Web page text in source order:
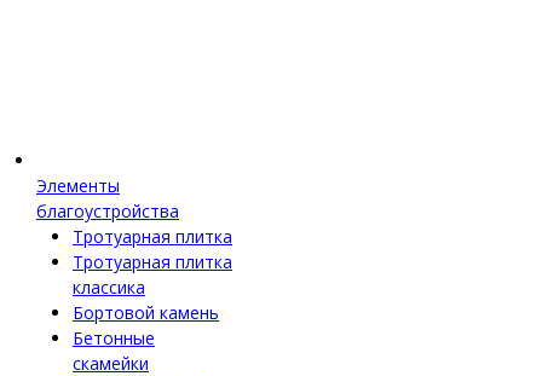
Элементы
благоустройства
Тротуарная плитка
Тротуарная плитка
классика
Бортовой камень
Бетонные
скамейки